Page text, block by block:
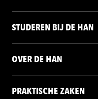
STUDEREN BIJ DE HAN
OVER DE HAN
PRAKTISCHE ZAKEN